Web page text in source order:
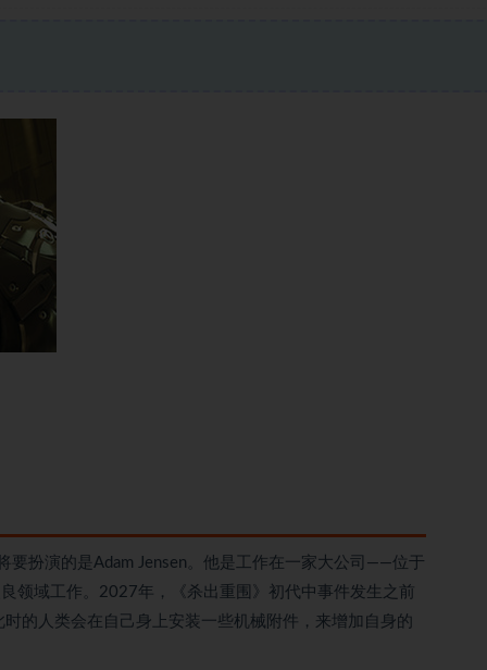
演的是Adam Jensen。他是工作在一家大公司——位于
领域工作。2027年，《杀出重围》初代中事件发生之前
的人类会在自己身上安装一些机械附件，来增加自身的